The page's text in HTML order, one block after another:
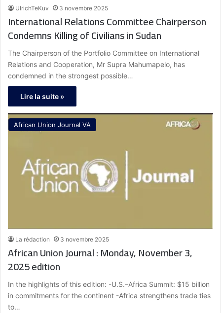
UlrichTeKuv 3 novembre 2025
International Relations Committee Chairperson
Condemns Killing of Civilians in Sudan
The Chairperson of the Portfolio Committee on International
Relations and Cooperation, Mr Supra Mahumapelo, has
condemned in the strongest possible…
Lire la suite »
African Union Journal VA
La rédaction 3 novembre 2025
African Union Journal : Monday, November 3,
2025 edition
In the highlights of this edition: -U.S.–Africa Summit: $15 billion
in commitments for the continent -Africa strengthens trade ties
to…